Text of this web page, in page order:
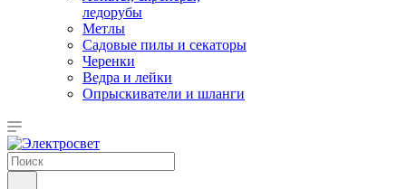
ледорубы
Метлы
Садовые пилы и секаторы
Черенки
Ведра и лейки
Опрыскиватели и шланги